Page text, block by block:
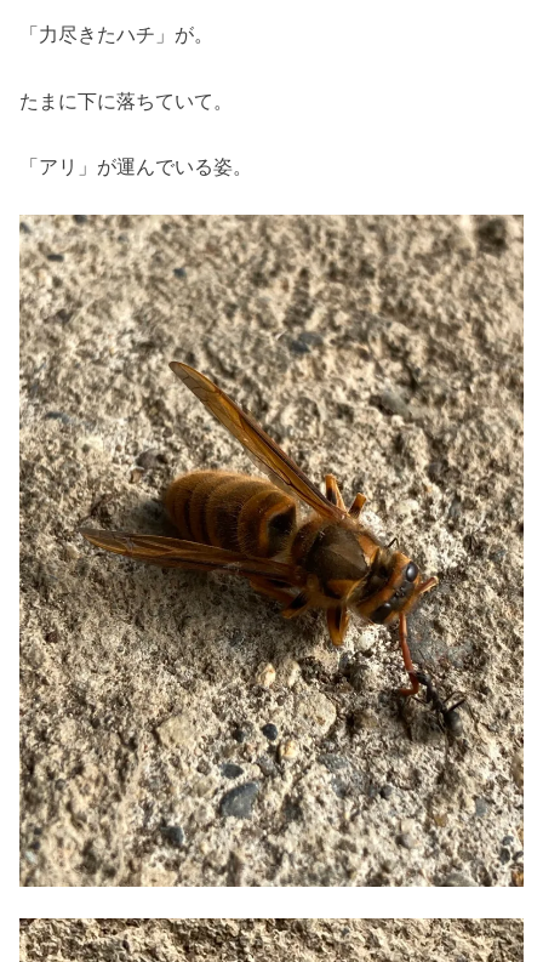
「力尽きたハチ」が。
たまに下に落ちていて。
「アリ」が運んでいる姿。